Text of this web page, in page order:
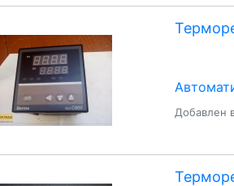
Добавлен